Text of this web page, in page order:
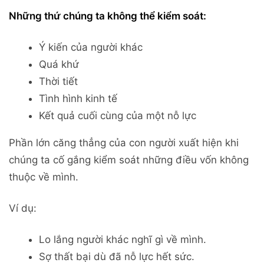
Những thứ chúng ta không thể kiểm soát:
Ý kiến của người khác
Quá khứ
Thời tiết
Tình hình kinh tế
Kết quả cuối cùng của một nỗ lực
Phần lớn căng thẳng của con người xuất hiện khi
chúng ta cố gắng kiểm soát những điều vốn không
thuộc về mình.
Ví dụ:
Lo lắng người khác nghĩ gì về mình.
Sợ thất bại dù đã nỗ lực hết sức.